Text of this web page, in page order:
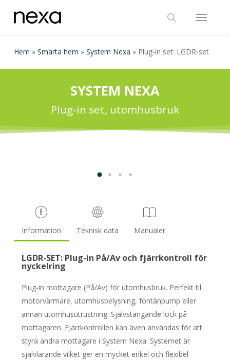
search
Menu
Hem » Smarta hem » System Nexa » Plug-in set: LGDR-set
SYSTEM NEXA
Plug-in set, utomhusbruk
Information Teknisk data Manualer
LGDR-SET: Plug-in På/Av och fjärrkontroll för
nyckelring
Plug-in mottagare (På/Av) för utomhusbruk. Perfekt til
motorvärmare, utomhusbelysning, fontänpump eller
annan utomhusutrustning. Självstängande lock på
mottagaren. Fjärrkontrollen kan även användas för att
styra andra mottagare i System Nexa. Systemet är
självlärande vilket ger en mycket enkel och flexibel